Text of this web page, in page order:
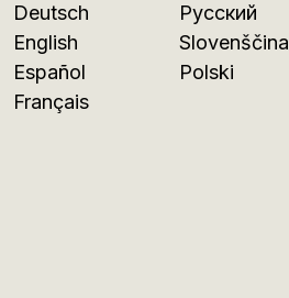
Deutsch
English
Español
Français
Русский
Slovenščina
Polski